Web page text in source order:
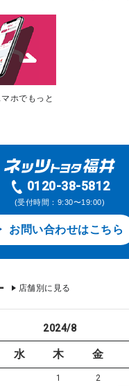
ホでもっと
0120-38-5812
(受付時間：9:30〜19:00)
お問い合わせはこちら
店舗別に見る
2024/8
水 木 金
1 2